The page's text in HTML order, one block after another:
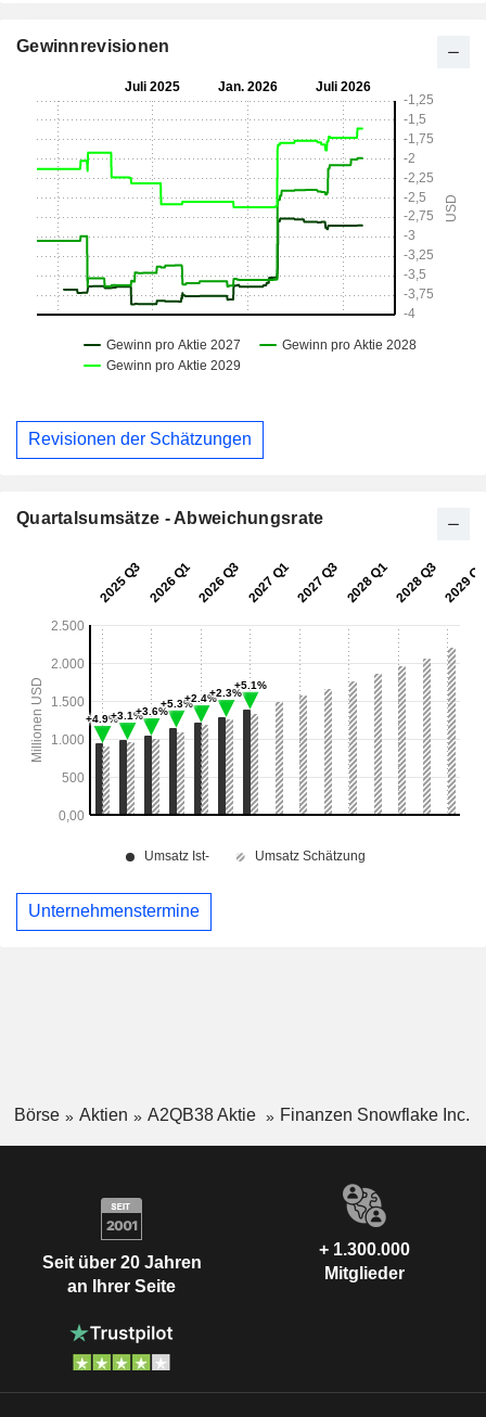
Gewinnrevisionen
Revisionen der Schätzungen
Quartalsumsätze - Abweichungsrate
Unternehmenstermine
Börse Aktien A2QB38 Aktie Finanzen Snowflake Inc.
Seit über 20 Jahren
an Ihrer Seite
+ 1.300.000
Mitglieder